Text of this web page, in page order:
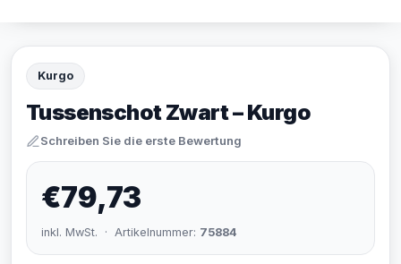
Kurgo
Tussenschot Zwart – Kurgo
Schreiben Sie die erste Bewertung
€79,73
inkl. MwSt. · Artikelnummer: 75884